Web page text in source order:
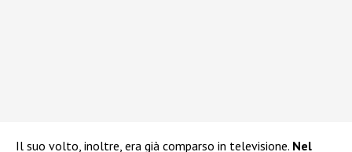
Il suo volto, inoltre, era già comparso in televisione. Nel